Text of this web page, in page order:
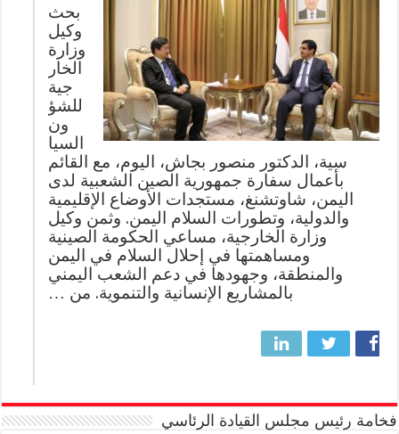
بحث
وكيل
وزارة
الخار
جية
للشؤ
ون
السيا
سية، الدكتور منصور بجاش، اليوم، مع القائم
بأعمال سفارة جمهورية الصين الشعبية لدى
اليمن، شاوتشنغ، مستجدات الأوضاع الإقليمية
والدولية، وتطورات السلام اليمن. وثمن وكيل
وزارة الخارجية، مساعي الحكومة الصينية
ومساهمتها في إحلال السلام في اليمن
والمنطقة، وجهودها في دعم الشعب اليمني
بالمشاريع الإنسانية والتنموية. من …
فخامة رئيس مجلس القيادة الرئاسي